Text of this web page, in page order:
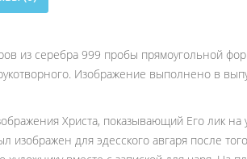
из серебра 999 пробы прямоугольной
Изображение выполнено в
Христа, показывающий Его лик
изображен для эдесского авгаря после